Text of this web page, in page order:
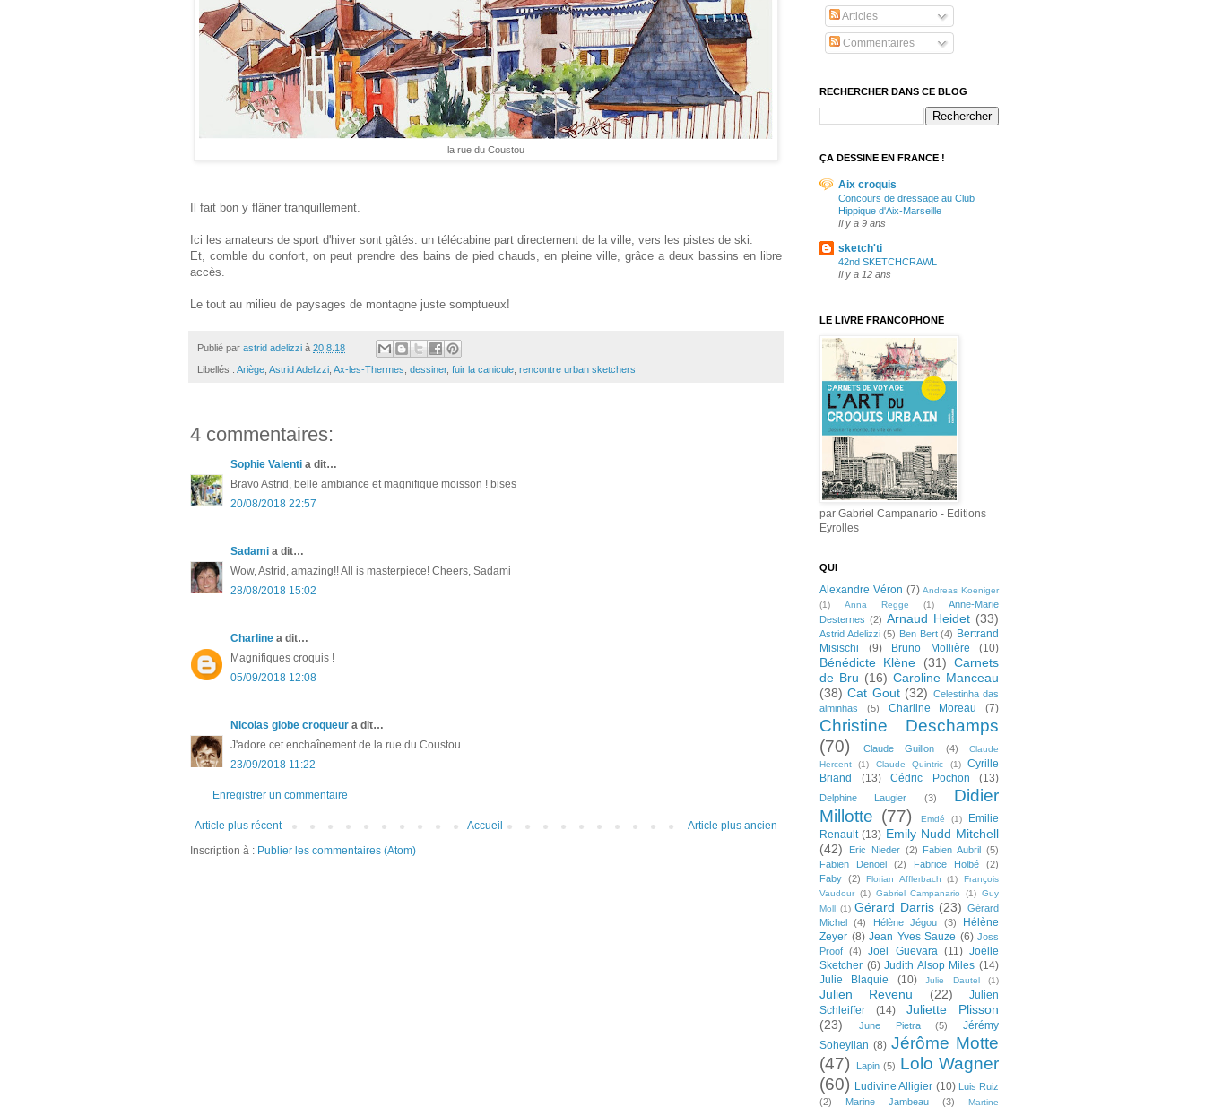
la rue du Coustou
Il fait bon y flâner tranquillement.
Ici les amateurs de sport d'hiver sont gâtés: un télécabine part directement de la ville, vers les pistes de ski.
Et, comble du confort, on peut prendre des bains de pied chauds, en pleine ville, grâce a deux bassins en libre
accès.
Le tout au milieu de paysages de montagne juste somptueux!
Publié par astrid adelizzi à 20.8.18
Libellés : Ariège Astrid Adelizzi Ax-les-Thermes dessiner, fuir la canicule rencontre urban sketchers
4 commentaires:
Sophie Valenti a dit…
Bravo Astrid, belle ambiance et magnifique moisson ! bises
20/08/2018 22:57
Sadami a dit…
Wow, Astrid, amazing!! All is masterpiece! Cheers, Sadami
28/08/2018 15:02
Charline a dit…
Magnifiques croquis !
05/09/2018 12:08
Nicolas globe croqueur a dit…
J'adore cet enchaînement de la rue du Coustou.
23/09/2018 11:22
Enregistrer un commentaire
Article plus récent Article plus ancien
Accueil
Inscription à : Publier les commentaires (Atom)
Articles
Commentaires
RECHERCHER DANS CE BLOG
ÇA DESSINE EN FRANCE !
Aix croquis
Concours de dressage au Club
Hippique d'Aix-Marseille
Il y a 9 ans
sketch'ti
42nd SKETCHCRAWL
Il y a 12 ans
LE LIVRE FRANCOPHONE
par Gabriel Campanario - Editions
Eyrolles
QUI
Alexandre Véron (7) Andreas Koeniger
(1)
Anna Regge (1)
Anne-Marie
Desternes (2) Arnaud Heidet (33)
Astrid Adelizzi (5) Ben Bert (4) Bertrand
Misischi
(9) Bruno Mollière (10)
Bénédicte Klène (31) Carnets
de Bru (16) Caroline Manceau
(38) Cat Gout (32) Celestinha das
alminhas
(5) Charline Moreau (7)
Christine Deschamps
(70)
Claude Guillon (4)
Claude
Hercent
(1) Claude Quintric (1)
Cyrille
Briand
(13) Cédric Pochon (13)
Delphine Laugier (3)
Didier
Millotte (77) Emdé (1)
Emilie
Renault (13) Emily Nudd Mitchell
(42)
Eric Nieder (2) Fabien Aubril (5)
Fabien Denoel
(2) Fabrice Holbé
(2)
Faby (2) Florian Afflerbach (1)
François
Vaudour (1) Gabriel Campanario (1) Guy
Moll (1) Gérard Darris (23) Gérard
Michel
(4) Hélène Jégou (3)
Hélène
Zeyer (8) Jean Yves Sauze (6) Joss
Proof
(4) Joël Guevara (11) Joëlle
Sketcher (6) Judith Alsop Miles (14)
Julie Blaquie
(10) Julie Dautel (1)
Julien Revenu (22)
Julien
Schleiffer
(14)
Juliette Plisson
(23)
June Pietra (5)
Jérémy
Soheylian (8) Jérôme Motte
(47)
Lapin (5) Lolo Wagner
(60) Ludivine Alligier (10) Luis Ruiz
(2)
Marine Jambeau (3) Martine